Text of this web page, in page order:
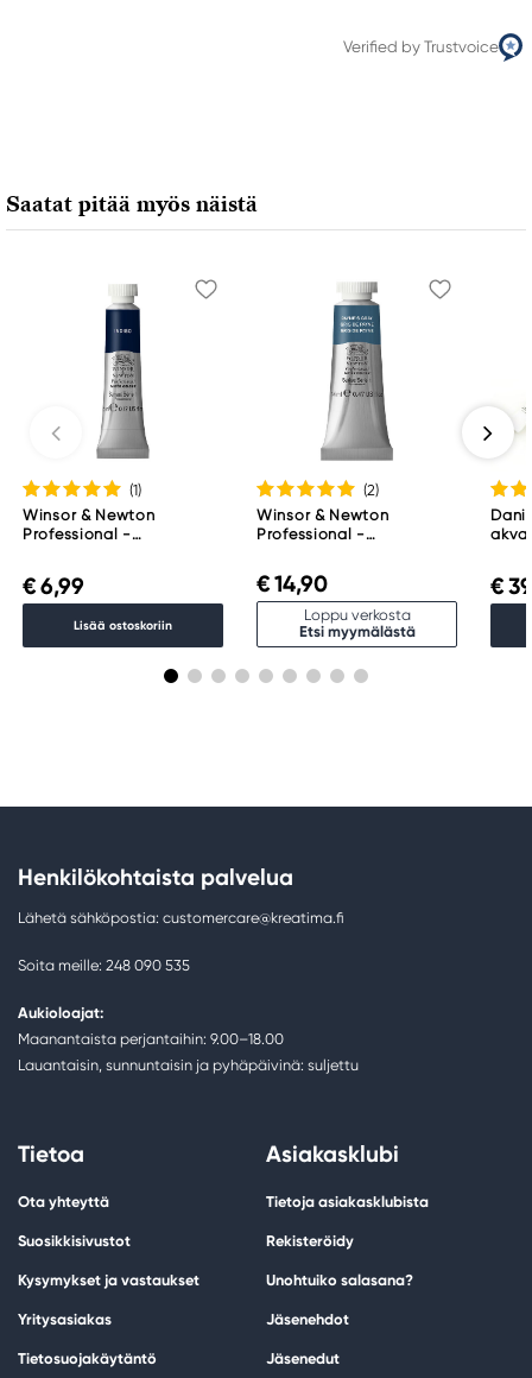
Verified by Trustvoice
Saatat pitää myös näistä
(1)
Winsor & Newton
Professional -
€ 6,99
Lisää ostoskoriin
(2)
Winsor & Newton
Professional -
Payne's Gray 465
€ 14,90
Loppu verkosta
Etsi myymälästä
€
Henkilökohtaista palvelua
Lähetä sähköpostia: customercare@kreatima.fi
Soita meille: 248 090 535
Aukioloajat:
Maanantaista perjantaihin: 9.00–18.00
Lauantaisin, sunnuntaisin ja pyhäpäivinä: suljettu
Tietoa
Ota yhteyttä
Suosikkisivustot
Kysymykset ja vastaukset
Yritysasiakas
Tietosuojakäytäntö
Asiakasklubi
Tietoja asiakasklubista
Rekisteröidy
Unohtuiko salasana?
Jäsenehdot
Jäsenedut